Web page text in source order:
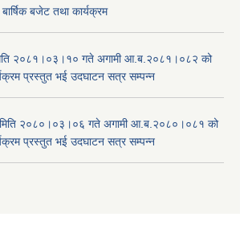
बजेट तथा कार्यक्रम
२०८१।०३।१० गते अगामी आ.ब.२०८१।०८२ को
प्रस्तुत भई उदघाटन सत्र सम्पन्न
२०८०।०३।०६ गते अगामी आ.ब.२०८०।०८१ को
प्रस्तुत भई उदघाटन सत्र सम्पन्न